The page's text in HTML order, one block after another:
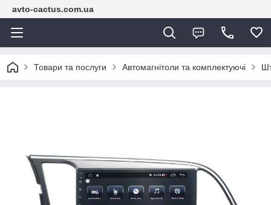
avto-cactus.com.ua
Товари та послуги Автомагнітоли та комплектуючі